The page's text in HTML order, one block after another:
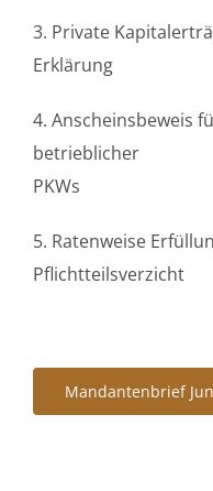
3. Private
Erklärung
4. Anscheinsbeweis
betrieblicher
PKWs
5. Ratenweise
Pflichtteilsverzicht
Mandantenbrief